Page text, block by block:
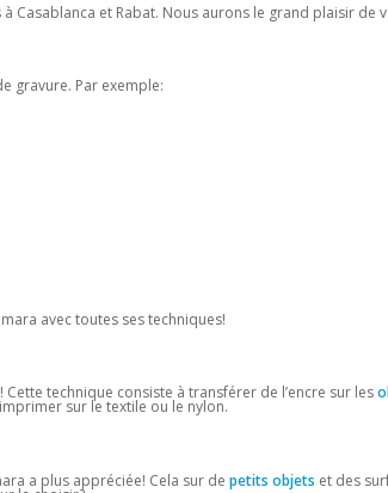
Casablanca et Rabat. Nous aurons le grand plaisir de
gravure. Par exemple:
avec toutes ses techniques!
technique consiste à transférer de l’encre sur les
sur le textile ou le nylon.
a plus appréciée! Cela sur de petits objets et des